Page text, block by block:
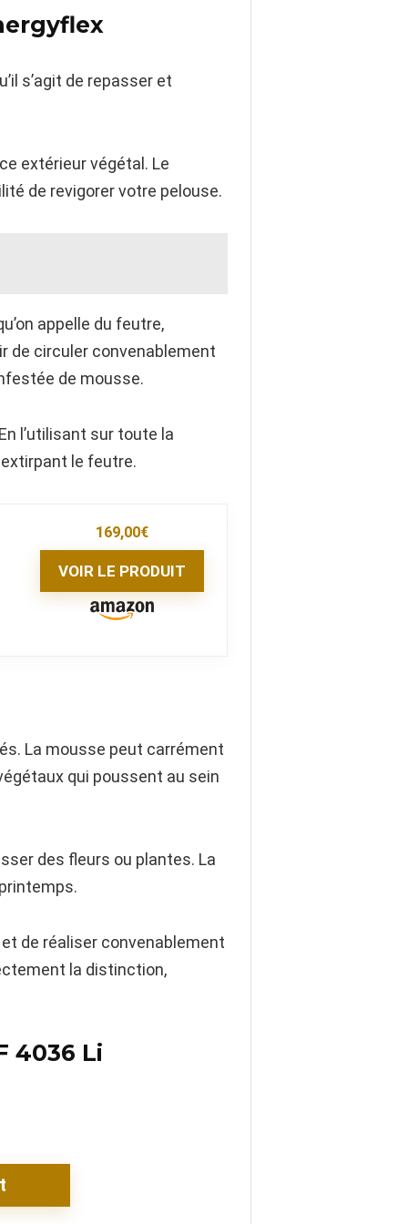
s’agit de repasser et
extérieur végétal. Le
de revigorer votre pelouse.
appelle du feutre,
de circuler convenablement
de mousse.
l’utilisant sur toute la
le feutre.
169,00€
VOIR LE PRODUIT
La mousse peut carrément
qui poussent au sein
des fleurs ou plantes. La
de réaliser convenablement
la distinction,
4036 Li